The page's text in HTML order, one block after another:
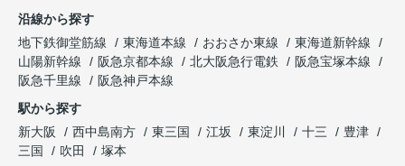
沿線から探す
地下鉄御堂筋線
東海道本線 おおさか東線
東海道新幹線
山陽新幹線
阪急京都本線 北大阪急行電鉄
阪急宝塚本線
阪急千里線
阪急神戸本線
駅から探す
新大阪
西中島南方 東三国 江坂 東淀川 十三
豊津
三国
吹田 塚本